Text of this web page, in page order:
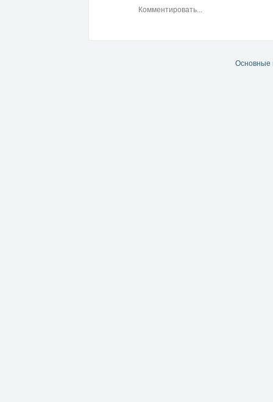
Основные